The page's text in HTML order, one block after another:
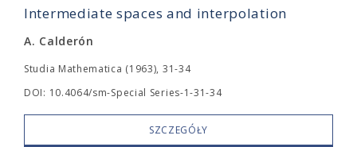
Intermediate spaces and interpolation
A. Calderón
Studia Mathematica (1963), 31-34
DOI: 10.4064/sm-Special Series-1-31-34
SZCZEGÓŁY